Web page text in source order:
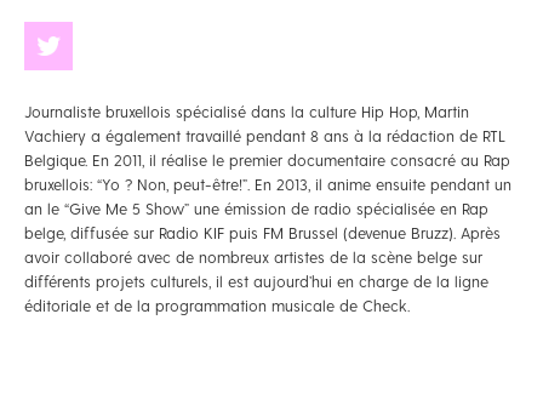
Journaliste bruxellois spécialisé dans la culture Hip Hop, Martin
Vachiery a également travaillé pendant 8 ans à la rédaction de RTL
Belgique. En 2011, il réalise le premier documentaire consacré au Rap
bruxellois: “Yo ? Non, peut-être!”. En 2013, il anime ensuite pendant un
an le “Give Me 5 Show” une émission de radio spécialisée en Rap
belge, diffusée sur Radio KIF puis FM Brussel (devenue Bruzz). Après
avoir collaboré avec de nombreux artistes de la scène belge sur
différents projets culturels, il est aujourd’hui en charge de la ligne
éditoriale et de la programmation musicale de Check.